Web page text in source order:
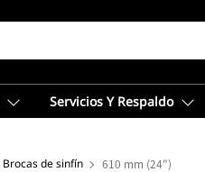
Servicios Y Respaldo
Brocas de sinfín 610 mm (24")